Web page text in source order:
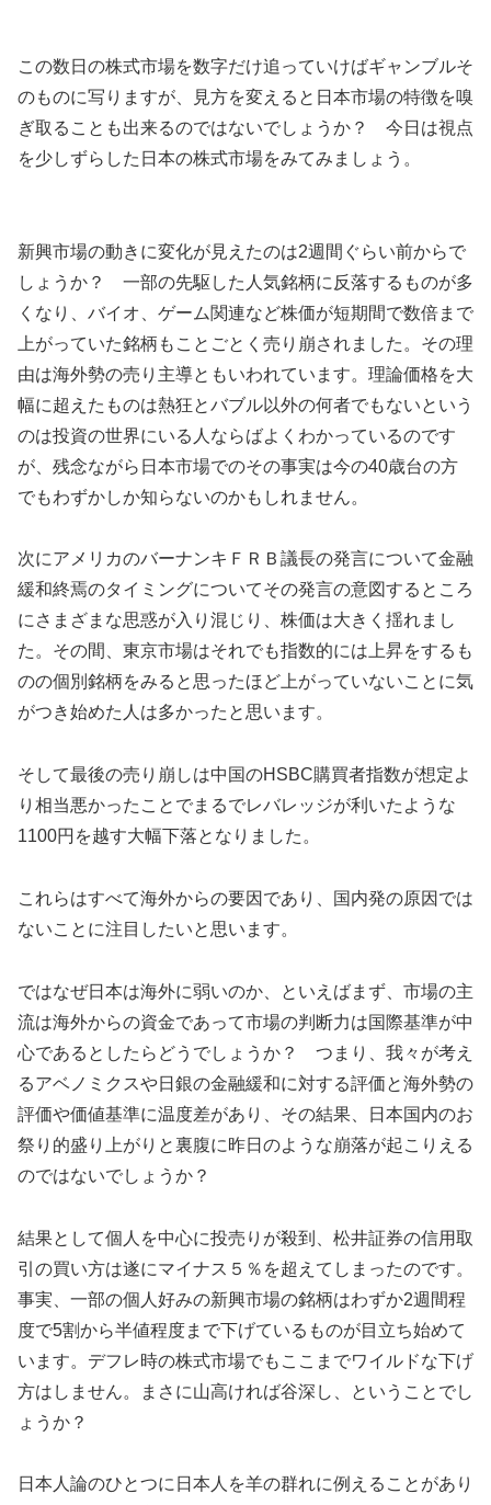
この数日の株式市場を数字だけ追っていけばギャンブルそ
のものに写りますが、見方を変えると日本市場の特徴を嗅
ぎ取ることも出来るのではないでしょうか？ 今日は視点
を少しずらした日本の株式市場をみてみましょう。
新興市場の動きに変化が見えたのは2週間ぐらい前からで
しょうか？ 一部の先駆した人気銘柄に反落するものが多
くなり、バイオ、ゲーム関連など株価が短期間で数倍まで
上がっていた銘柄もことごとく売り崩されました。その理
由は海外勢の売り主導ともいわれています。理論価格を大
幅に超えたものは熱狂とバブル以外の何者でもないという
のは投資の世界にいる人ならばよくわかっているのです
が、残念ながら日本市場でのその事実は今の40歳台の方
でもわずかしか知らないのかもしれません。
次にアメリカのバーナンキＦＲＢ議長の発言について金融
緩和終焉のタイミングについてその発言の意図するところ
にさまざまな思惑が入り混じり、株価は大きく揺れまし
た。その間、東京市場はそれでも指数的には上昇をするも
のの個別銘柄をみると思ったほど上がっていないことに気
がつき始めた人は多かったと思います。
そして最後の売り崩しは中国のHSBC購買者指数が想定よ
り相当悪かったことでまるでレバレッジが利いたような
1100円を越す大幅下落となりました。
これらはすべて海外からの要因であり、国内発の原因では
ないことに注目したいと思います。
ではなぜ日本は海外に弱いのか、といえばまず、市場の主
流は海外からの資金であって市場の判断力は国際基準が中
心であるとしたらどうでしょうか？ つまり、我々が考え
るアベノミクスや日銀の金融緩和に対する評価と海外勢の
評価や価値基準に温度差があり、その結果、日本国内のお
祭り的盛り上がりと裏腹に昨日のような崩落が起こりえる
のではないでしょうか？
結果として個人を中心に投売りが殺到、松井証券の信用取
引の買い方は遂にマイナス５％を超えてしまったのです。
事実、一部の個人好みの新興市場の銘柄はわずか2週間程
度で5割から半値程度まで下げているものが目立ち始めて
います。デフレ時の株式市場でもここまでワイルドな下げ
方はしません。まさに山高ければ谷深し、ということでし
ょうか？
日本人論のひとつに日本人を羊の群れに例えることがあり